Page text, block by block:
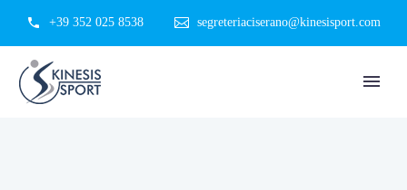
+39 352 025 8538 segreteriaciserano@kinesisport.com